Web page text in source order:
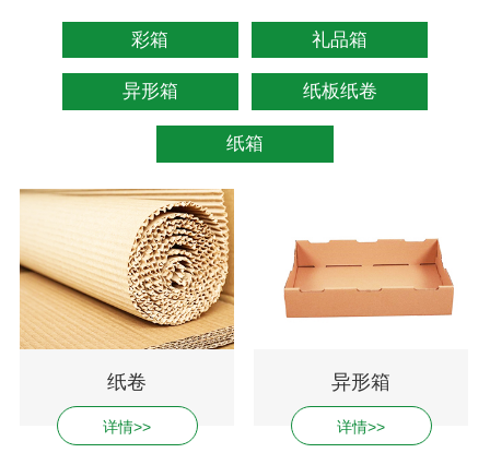
彩箱 礼品箱
异形箱 纸板纸卷
纸箱
纸卷
详情>>
异形箱
详情>>